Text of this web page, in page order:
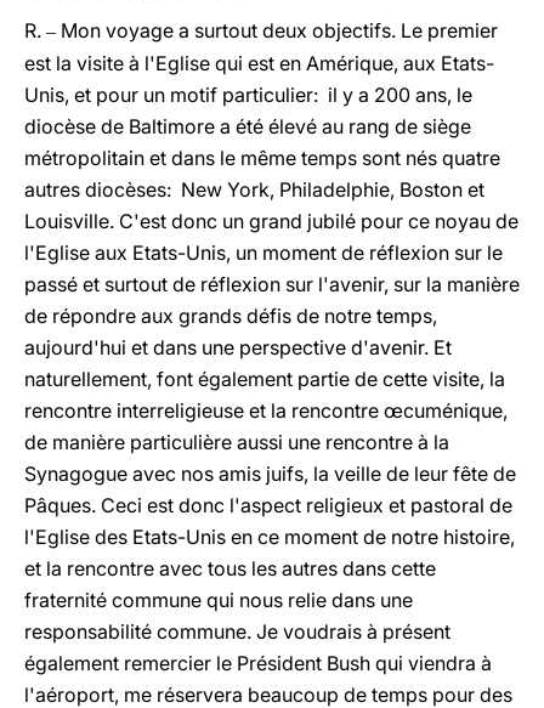
R. – Mon voyage a surtout deux objectifs. Le premier
est la visite à l'Eglise qui est en Amérique, aux Etats-
Unis, et pour un motif particulier: il y a 200 ans, le
diocèse de Baltimore a été élevé au rang de siège
métropolitain et dans le même temps sont nés quatre
autres diocèses: New York, Philadelphie, Boston et
Louisville. C'est donc un grand jubilé pour ce noyau de
l'Eglise aux Etats-Unis, un moment de réflexion sur le
passé et surtout de réflexion sur l'avenir, sur la manière
de répondre aux grands défis de notre temps,
aujourd'hui et dans une perspective d'avenir. Et
naturellement, font également partie de cette visite, la
rencontre interreligieuse et la rencontre œcuménique,
de manière particulière aussi une rencontre à la
Synagogue avec nos amis juifs, la veille de leur fête de
Pâques. Ceci est donc l'aspect religieux et pastoral de
l'Eglise des Etats-Unis en ce moment de notre histoire,
et la rencontre avec tous les autres dans cette
fraternité commune qui nous relie dans une
responsabilité commune. Je voudrais à présent
également remercier le Président Bush qui viendra à
l'aéroport, me réservera beaucoup de temps pour des